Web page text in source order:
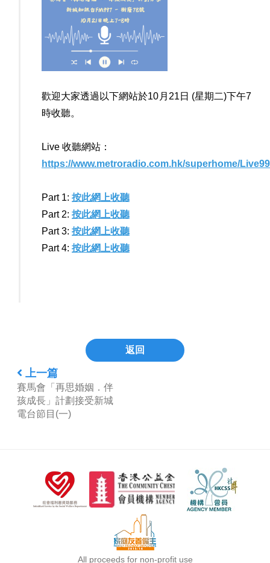
歡迎大家透過以下網站於10月21日 (星期二)下午7
時收聽。
Live 收聽網站：
https://www.metroradio.com.hk/superhome/
Part 1: 按此網上收聽
Part 2: 按此網上收聽
Part 3: 按此網上收聽
Part 4: 按此網上收聽
上一篇
賽馬會「再思婚姻．伴
孩成長」計劃接受新城
電台節目(一)
返回
All proceeds for non-profit use